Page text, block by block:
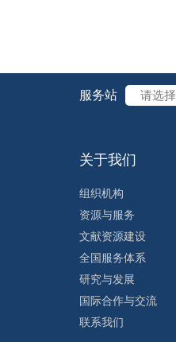
服务站 请选择
关于我们
组织机构
资源与服务
文献资源建设
全国服务体系
研究与发展
国际合作与交流
联系我们